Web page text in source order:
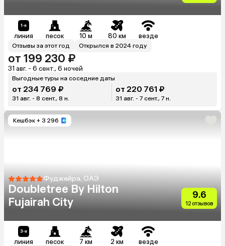
линия песок 10 м 80 км везде
Отзывы за этот год Открылся в 2024 году
от 199 230 ₽
31 авг. - 6 сент., 6 ночей
Выгодные туры на соседние даты
от 234 769 ₽
31 авг. - 8 сент., 8 н.
от 220 761 ₽
31 авг. - 7 сент., 7 н.
Кешбэк + 3 296
Фуджейра, ОАЭ
Doubletree By Hilton
Fujairah City
9.6
12 отзывов
линия песок 7 км 2 км везде